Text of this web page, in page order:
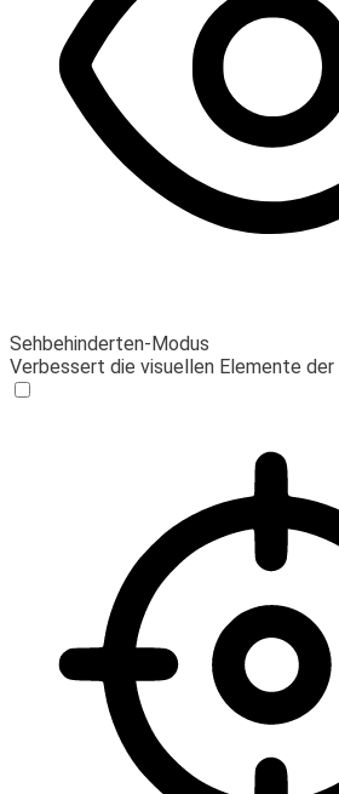
Sehbehinderten-Modus
Verbessert die visuellen Elemente